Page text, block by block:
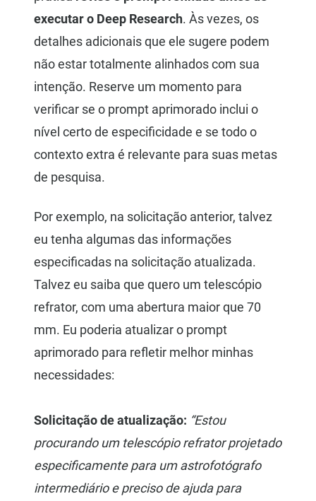
executar o Deep Research. Às vezes, os
detalhes adicionais que ele sugere podem
não estar totalmente alinhados com sua
intenção. Reserve um momento para
verificar se o prompt aprimorado inclui o
nível certo de especificidade e se todo o
contexto extra é relevante para suas metas
de pesquisa.
Por exemplo, na solicitação anterior, talvez
eu tenha algumas das informações
especificadas na solicitação atualizada.
Talvez eu saiba que quero um telescópio
refrator, com uma abertura maior que 70
mm. Eu poderia atualizar o prompt
aprimorado para refletir melhor minhas
necessidades:
Solicitação de atualização: “Estou
procurando um telescópio refrator projetado
especificamente para um astrofotógrafo
intermediário e preciso de ajuda para